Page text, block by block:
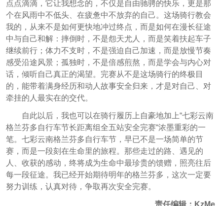
点点滴滴，它让我想念的，不仅是自由驰骋的快乐，更是那
个在风雨中不低头、在疲惫中不放弃的自己。这场骑行教会
我的，从来不是如何更快地冲过终点，而是如何在漫长征途
中与自己和解：摔倒时，不是怨天尤人，而是笑着扶起车子
继续前行；体力不支时，不是强迫自己加速，而是放慢节奏
感受沿途风景；孤独时，不是倍感煎熬，而是学会与内心对
话，倾听自己真正的渴望。完赛从不是这场骑行的终极目
的，能带着满身经历和动人故事安全归来，才是对自己、对
牵挂的人最实在的交代。
自此以后，我也可以在骑行履历上自豪地加上“七彩云南
格兰芬多自行车节长距离组全五站安全完赛“浓墨重彩的一
笔。七彩云南格兰芬多自行车节，早已不是一场简单的节
赛，而是一段刻在生命里的旅程。那些走过的路、遇见的
人、收获的感动，终将成为生命中最珍贵的馈赠，照亮往后
每一段征途。我已经开始期待明年的格兰芬多，这次一定要
努力训练，认真对待，争取再次安全完赛。
责任编辑：KzMe